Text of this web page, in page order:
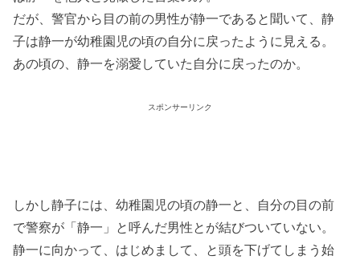
だが、警官から目の前の男性が静一であると聞いて、静
子は静一が幼稚園児の頃の自分に戻ったように見える。
あの頃の、静一を溺愛していた自分に戻ったのか。
スポンサーリンク
しかし静子には、幼稚園児の頃の静一と、自分の目の前
で警察が「静一」と呼んだ男性とが結びついていない。
静一に向かって、はじめまして、と頭を下げてしまう始